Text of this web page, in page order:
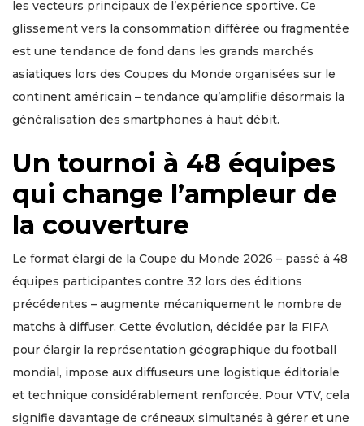
les vecteurs principaux de l’expérience sportive. Ce
glissement vers la consommation différée ou fragmentée
est une tendance de fond dans les grands marchés
asiatiques lors des Coupes du Monde organisées sur le
continent américain – tendance qu’amplifie désormais la
généralisation des smartphones à haut débit.
Un tournoi à 48 équipes
qui change l’ampleur de
la couverture
Le format élargi de la Coupe du Monde 2026 – passé à 48
équipes participantes contre 32 lors des éditions
précédentes – augmente mécaniquement le nombre de
matchs à diffuser. Cette évolution, décidée par la FIFA
pour élargir la représentation géographique du football
mondial, impose aux diffuseurs une logistique éditoriale
et technique considérablement renforcée. Pour VTV, cela
signifie davantage de créneaux simultanés à gérer et une